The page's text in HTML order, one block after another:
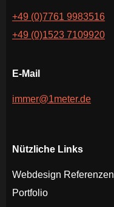
+49 (0)7761 9983516
+49 (0)1523 7109920
E-Mail
immer@1meter.de
Nützliche Links
Webdesign Referenzen
Portfolio